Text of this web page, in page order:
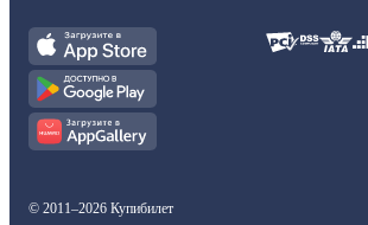
© 2011–2026 Купибилет